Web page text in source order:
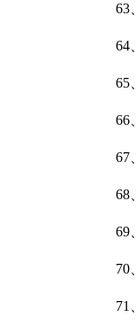
63
64
65
66
67
68
69
70
71